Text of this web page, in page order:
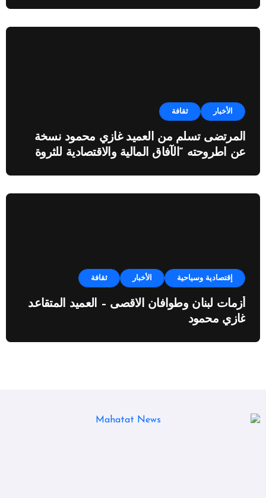
الأخبار ثقافة
المرتضى تسلم من العميد غازي محمود نسخة
عن اطروحته “الآفاق المالية والاقتصادية للثروة
إقتصادية وسياحية الأخبار ثقافة
أزمات لبنان وطوافان الاقصى – العميد المتقاعد
غازي محمود